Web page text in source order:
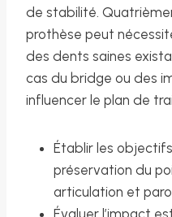
de stabilité.
prothèse peut
des dents saines
cas du bridge ou des
influencer le plan de
Établir les
préservation du
articulation et
Évaluer l’impact